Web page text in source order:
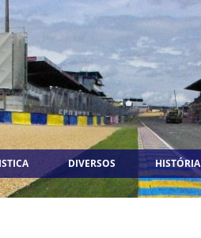
DIVERSOS HISTÓRIA